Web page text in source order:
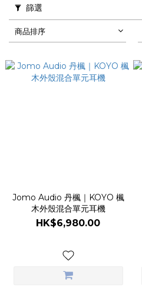
篩選
商品排序
Jomo Audio 丹楓｜KOYO 楓
木外殼混合單元耳機
HK$6,980.00